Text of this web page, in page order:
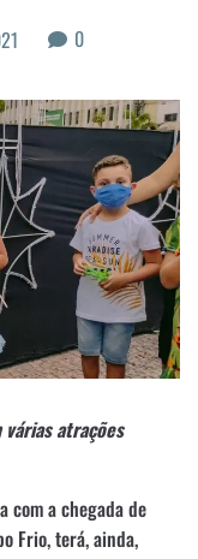
0
atrações
com a chegada de
Frio, terá, ainda,